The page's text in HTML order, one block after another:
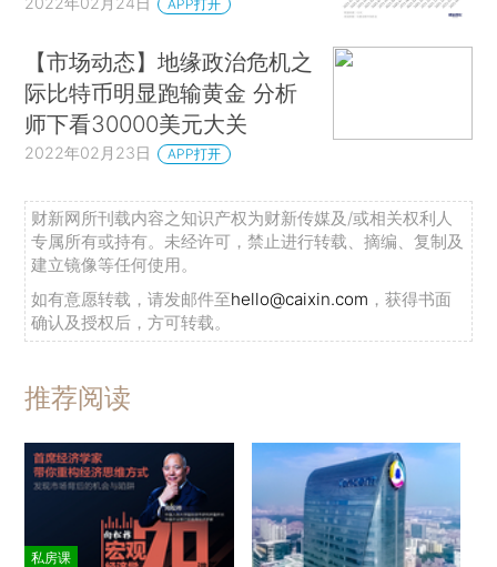
APP打开
【市场动态】地缘政治危机之
际比特币明显跑输黄金 分析
师下看30000美元大关
2022年02月23日 APP打开
财新网所刊载内容之知识产权为财新传媒及/或相关权利人
专属所有或持有。未经许可，禁止进行转载、摘编、复制及
建立镜像等任何使用。
如有意愿转载，请发邮件至hello@caixin.com ，获得书面
确认及授权后，方可转载。
推荐阅读
私房课